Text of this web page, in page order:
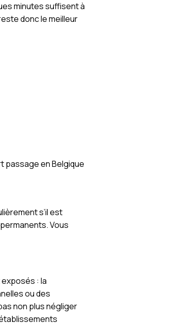
minutes suffisent à
donc le meilleur
passage en Belgique
s’il est
Vous
: la
ou des
non plus négliger